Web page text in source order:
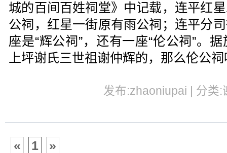
城的百间百姓祠堂》中记载，连平红
公祠，红星一街原有雨公祠；连平分
座是“辉公祠”，还有一座“伦公祠”。
上坪谢氏三世祖谢仲辉的，那么伦公
发布:zhaoniupai | 分类
« 1 »